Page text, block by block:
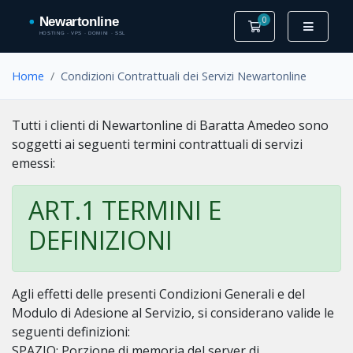
0
Carrello
Home Condizioni Contrattuali dei Servizi Newartonline
Tutti i clienti di Newartonline di Baratta Amedeo sono
soggetti ai seguenti termini contrattuali di servizi
emessi:
ART.1 TERMINI E
DEFINIZIONI
Agli effetti delle presenti Condizioni Generali e del
Modulo di Adesione al Servizio, si considerano valide le
seguenti definizioni: